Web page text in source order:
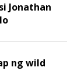
Jonathan
ng wild